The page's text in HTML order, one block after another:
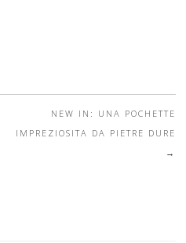
NEW IN: UNA POCHETTE
IMPREZIOSITA DA PIETRE DURE
→